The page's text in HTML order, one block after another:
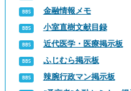
金融情報メモ
小室直樹文献目録
近代医学・医療掲示板
ふじむら掲示板
辣腕行政マン掲示板